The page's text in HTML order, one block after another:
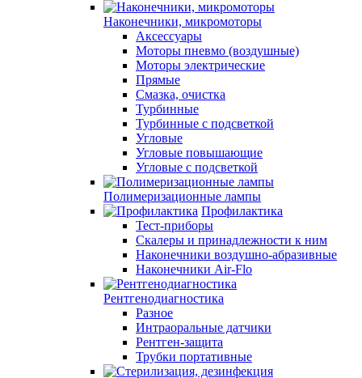
Наконечники, микромоторы
Аксессуары
Моторы пневмо (воздушные)
Моторы электрические
Прямые
Смазка, очистка
Турбинные
Турбинные с подсветкой
Угловые
Угловые повышающие
Угловые с подсветкой
Полимеризационные лампы
Профилактика
Тест-приборы
Скалеры и принадлежности к ним
Наконечники воздушно-абразивные
Наконечники Air-Flo
Рентгенодиагностика
Разное
Интраоральные датчики
Рентген-защита
Трубки портативные